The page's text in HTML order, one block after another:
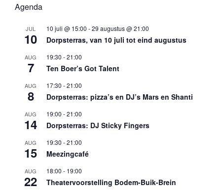
Agenda
JUL
10
10 juli @ 15:00 -29 augustus @ 21:00
Dorpsterras, van 10 juli tot eind augustus
AUG
7
19:30 -21:00
Ten Boer’s Got Talent
AUG
8
17:30 -21:00
Dorpsterras: pizza’s en DJ’s Mars en Shanti
AUG
14
19:00 -21:00
Dorpsterras: DJ Sticky Fingers
AUG
15
19:30 -21:00
Meezingcafé
AUG
22
18:00 - 19:00
Theatervoorstelling Bodem-Buik-Brein